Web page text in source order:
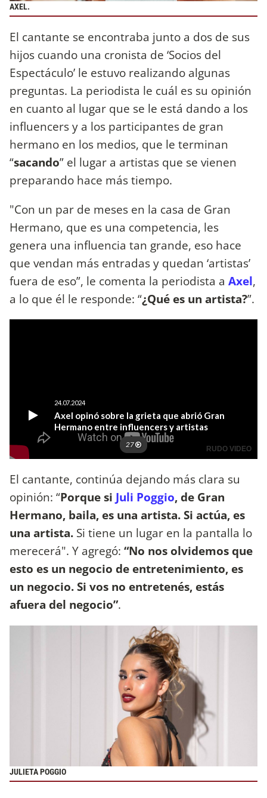
AXEL.
El cantante se encontraba junto a dos de sus
hijos cuando una cronista de ‘Socios del
Espectáculo’ le estuvo realizando algunas
preguntas. La periodista le cuál es su opinión
en cuanto al lugar que se le está dando a los
influencers y a los participantes de gran
hermano en los medios, que le terminan
“sacando” el lugar a artistas que se vienen
preparando hace más tiempo.
"Con un par de meses en la casa de Gran
Hermano, que es una competencia, les
genera una influencia tan grande, eso hace
que vendan más entradas y quedan ‘artistas’
fuera de eso”, le comenta la periodista a Axel,
a lo que él le responde: “¿Qué es un artista?”.
El cantante, continúa dejando más clara su
opinión: “Porque si Juli Poggio, de Gran
Hermano, baila, es una artista. Si actúa, es
una artista. Si tiene un lugar en la pantalla lo
merecerá". Y agregó: “No nos olvidemos que
esto es un negocio de entretenimiento, es
un negocio. Si vos no entretenés, estás
afuera del negocio”.
JULIETA POGGIO